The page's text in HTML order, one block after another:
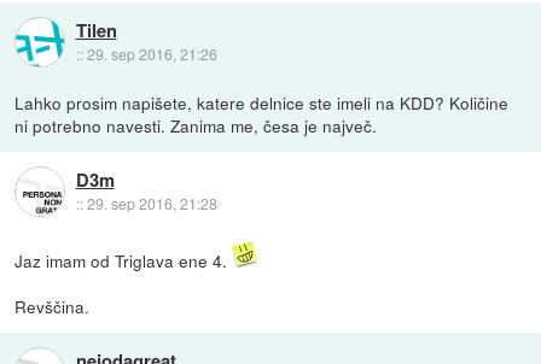
Tilen
::29. sep 2016, 21:26
Lahko prosim napišete, katere delnice ste imeli na KDD? Količine
ni potrebno navesti. Zanima me, česa je največ.
D3m
::29. sep 2016, 21:28
Jaz imam od Triglava ene 4.
Revščina.